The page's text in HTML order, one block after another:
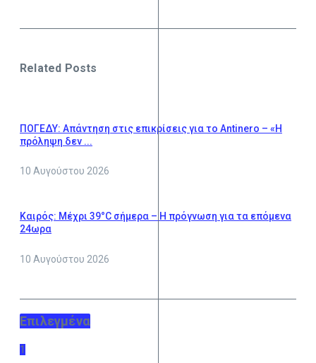
Related Posts
ΠΟΓΕΔΥ: Απάντηση στις επικρίσεις για το Antinero – «Η
πρόληψη δεν ...
10 Αυγούστου 2026
Καιρός: Μέχρι 39°C σήμερα – Η πρόγνωση για τα επόμενα
24ωρα
10 Αυγούστου 2026
Επιλεγμένα
1